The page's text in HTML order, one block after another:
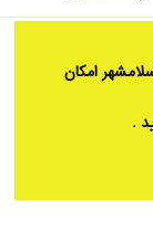
امکان
.